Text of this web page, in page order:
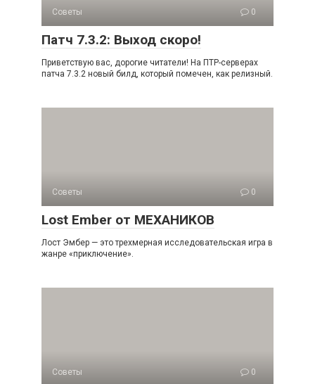
Советы 0
Патч 7.3.2: Выход скоро!
Приветствую вас, дорогие читатели! На ПТР-серверах
патча 7.3.2 новый билд, который помечен, как релизный.
Советы 0
Lost Ember от МЕХАНИКОВ
Лост Эмбер — это трехмерная исследовательская игра в
жанре «приключение».
Советы 0